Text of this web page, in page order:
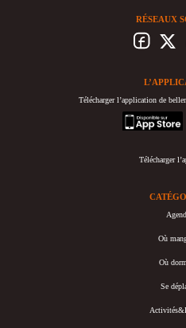
RÉSEAUX
Télécharger l’application de
appstore
Télécharger
Où
Où
Se